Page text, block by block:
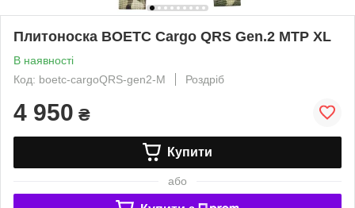
Плитоноска BOETC Cargo QRS Gen.2 MTP XL
В наявності
Код: boetc-cargoQRS-gen2-M
Роздріб
4 950 ₴
Купити
або